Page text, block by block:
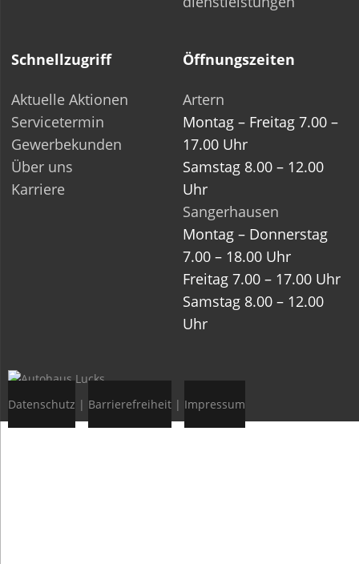
Schnellzugriff
Aktuelle Aktionen
Servicetermin
Gewerbekunden
Über uns
Karriere
Öffnungszeiten
Artern
Montag – Freitag 7.00 –
17.00 Uhr
Samstag 8.00 – 12.00
Uhr
Sangerhausen
Montag – Donnerstag
7.00 – 18.00 Uhr
Freitag 7.00 – 17.00 Uhr
Samstag 8.00 – 12.00
Uhr
Datenschutz | Barrierefreiheit | Impressum